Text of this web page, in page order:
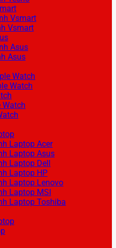
Vsmart
Vsmart
Asus
Asus
Watch
Watch
Watch
Laptop Acer
Laptop Asus
Laptop Dell
Laptop HP
Laptop Lenovo
Laptop MSI
Laptop Toshiba